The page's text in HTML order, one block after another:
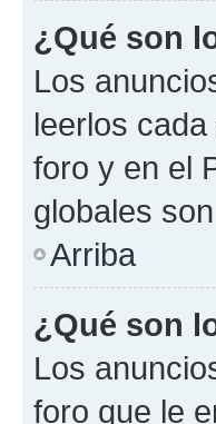
¿Qué son
Los
leerlos
foro y en el
globales
Arriba
¿Qué son
Los
foro que le